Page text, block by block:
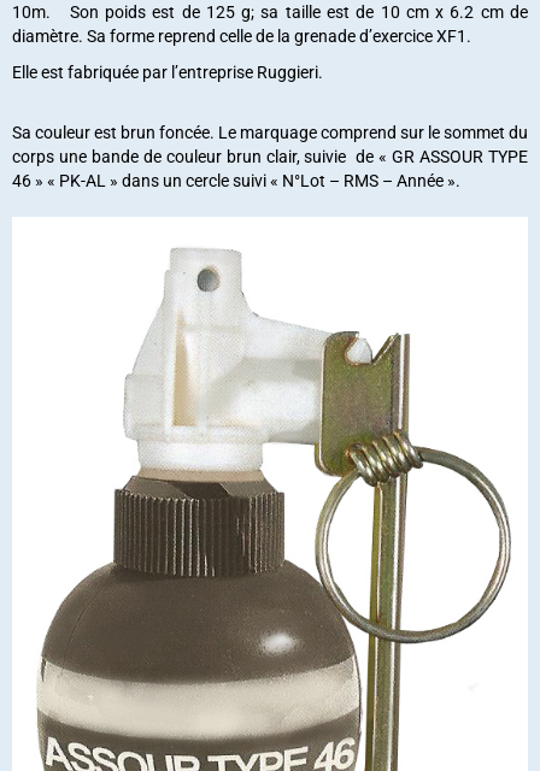
10m. Son poids est de 125 g; sa taille est de 10 cm x 6.2 cm de
diamètre. Sa forme reprend celle de la grenade d’exercice XF1.
Elle est fabriquée par l’entreprise Ruggieri.
Sa couleur est brun foncée. Le marquage comprend sur le sommet du
corps une bande de couleur brun clair, suivie de « GR ASSOUR TYPE
46 » « PK-AL » dans un cercle suivi « N°Lot – RMS – Année ».